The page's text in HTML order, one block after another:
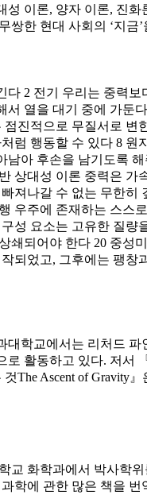
이론, 양자 이론, 진
한 현대 사회의 ‘지
2 전기 우리는 중력
열을 대기 중에 가둔
진적으로 무질서로
럼 행동할 수 있다 8
아 후손을 남기도록
상대성 이론 중력은
져나갈 수 없는 무한
우주에 존재하는 스스
성 요소는 고유한 질
쇄되어야 한다 20 중성
되었고, 그후에는 팽
대학교에서는 리처드
활동하고 있다. 저서
The Ascent of Gravity
교 화학과에서 박사학
학에 관한 많은 책을